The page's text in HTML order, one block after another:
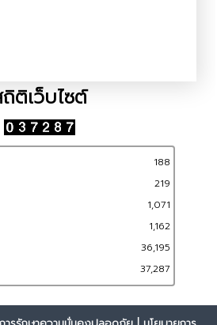
ติเว็บไซต์
188
219
1,071
1,162
36,195
37,287